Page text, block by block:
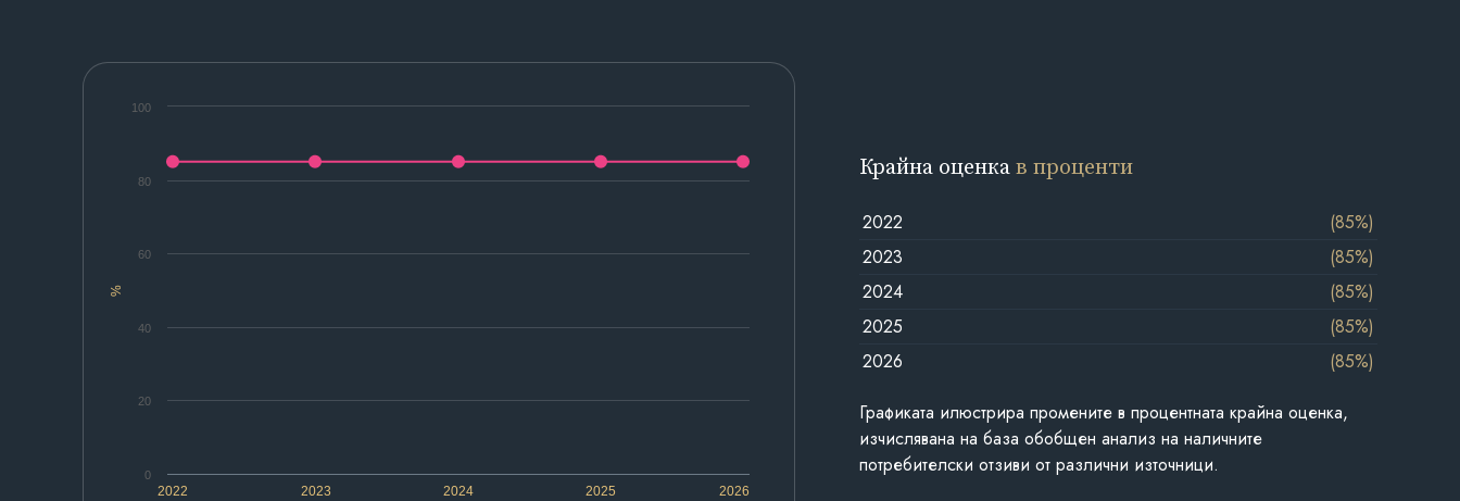
%
2022 2023 2024 2025 2026
0
20
40
60
80
100
Крайна оценкав проценти
2022
(85%)
2023
(85%)
2024
(85%)
2025
(85%)
2026
(85%)
Графиката илюстрира промените в процентната крайна оценка,
изчислявана на база обобщен анализ на наличните
потребителски отзиви от различни източници.